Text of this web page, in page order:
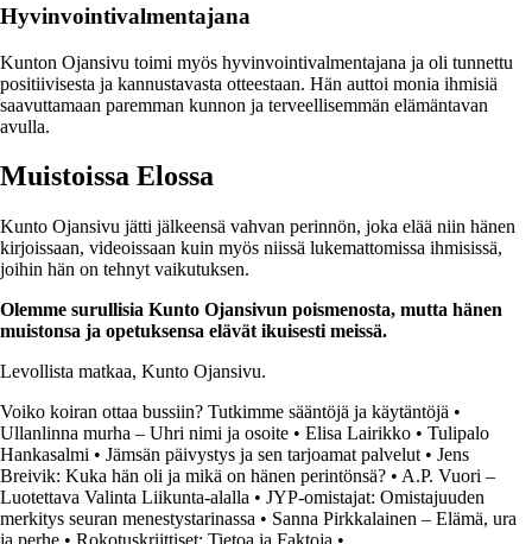
Hyvinvointivalmentajana
Kunton Ojansivu toimi myös hyvinvointivalmentajana ja oli tunnettu
positiivisesta ja kannustavasta otteestaan. Hän auttoi monia ihmisiä
saavuttamaan paremman kunnon ja terveellisemmän elämäntavan
avulla.
Muistoissa Elossa
Kunto Ojansivu jätti jälkeensä vahvan perinnön, joka elää niin hänen
kirjoissaan, videoissaan kuin myös niissä lukemattomissa ihmisissä,
joihin hän on tehnyt vaikutuksen.
Olemme surullisia Kunto Ojansivun poismenosta, mutta hänen
muistonsa ja opetuksensa elävät ikuisesti meissä.
Levollista matkaa, Kunto Ojansivu.
Voiko koiran ottaa bussiin? Tutkimme sääntöjä ja käytäntöjä •
Ullanlinna murha – Uhri nimi ja osoite • Elisa Lairikko • Tulipalo
Hankasalmi • Jämsän päivystys ja sen tarjoamat palvelut • Jens
Breivik: Kuka hän oli ja mikä on hänen perintönsä? • A.P. Vuori –
Luotettava Valinta Liikunta-alalla • JYP-omistajat: Omistajuuden
merkitys seuran menestystarinassa • Sanna Pirkkalainen – Elämä, ura